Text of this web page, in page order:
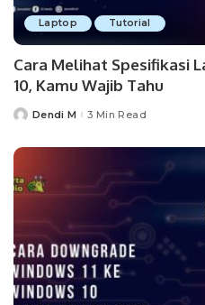
Laptop Tutorial
Cara Melihat Spesifikasi
10, Kamu Wajib Tahu
PostedDendi M 3 Min Read